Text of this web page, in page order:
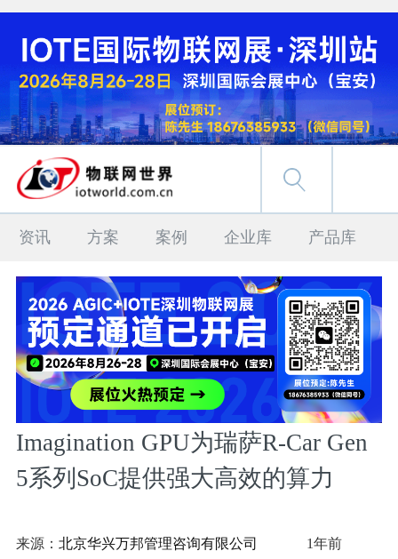
资讯 方案 案例 企业库 产品库
Imagination GPU为瑞萨R-Car Gen
5系列SoC提供强大高效的算力
来源： 北京华兴万邦管理咨询有限公司 1年前